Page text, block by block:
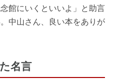
館にいくといいよ」と助言
中山さん、良い本をありが
名言